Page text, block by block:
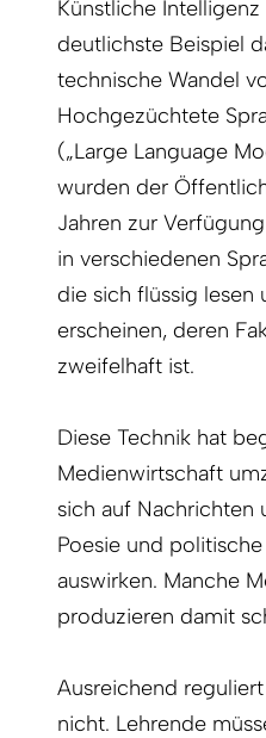
Künstliche
deutlichste Beispiel
technische Wandel
Hochgezüchtete
(„Large Language
wurden der
Jahren zur
in verschiedenen
die sich flüssig lesen
erscheinen, deren
zweifelhaft ist.
Diese Technik hat
Medienwirtschaft
sich auf Nachrichten
Poesie und
auswirken. Manche
produzieren damit
Ausreichend
nicht. Lehrende